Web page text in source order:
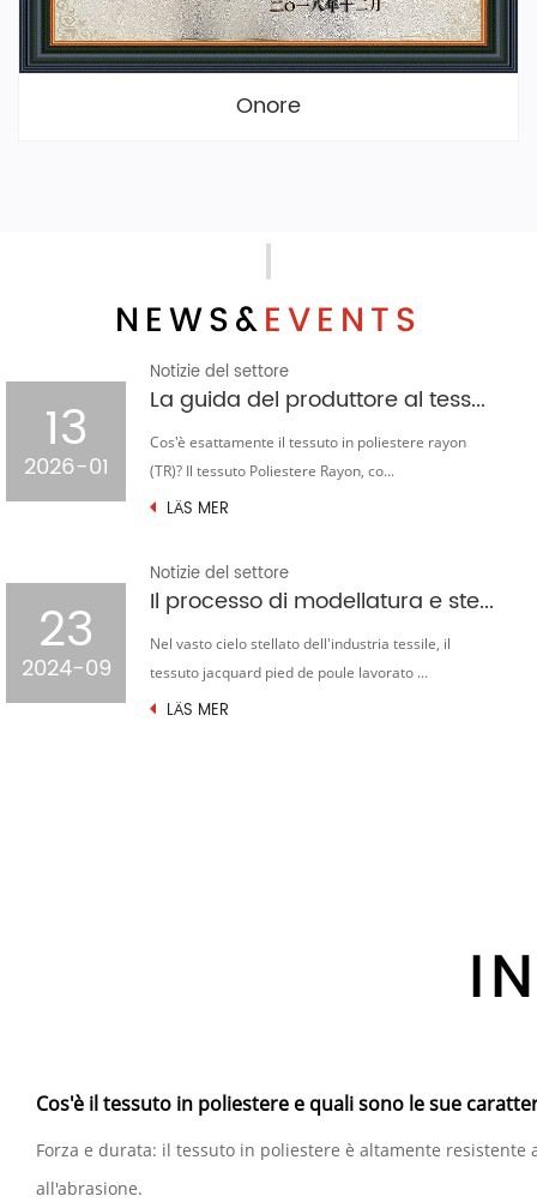
Onore
NEWS&EVENTS
13
2026-01
Notizie del settore
La guida del produttore al tessuto in rayon poliestere (TR): perché domina il mercato globale dell’abbigliamento
Cos'è esattamente il tessuto in poliestere rayon
(TR)? Il tessuto Poliestere Rayon, co...
LÄS MER
23
2024-09
Notizie del settore
Il processo di modellatura e stent del tessuto jacquard pied de poule lavorato a maglia
Nel vasto cielo stellato dell'industria tessile, il
tessuto jacquard pied de poule lavorato ...
LÄS MER
Cos'è il tessuto in poliestere e quali sono le sue
Forza e durata: il tessuto in poliestere è altamente
all'abrasione.